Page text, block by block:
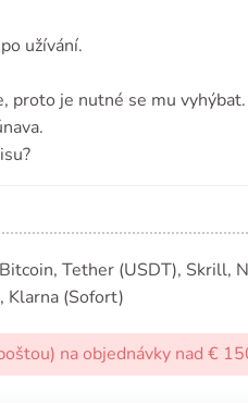
užívání.
proto je nutné se mu vyhýbat.
Tether (USDТ), Skrill,
Klarna (Sofort)
na objednávky nad €